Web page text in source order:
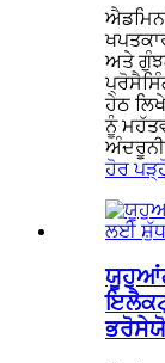
ਐਡਮਿਨ
ਅਤੇ
ਹੇਠ
ਨੂੰ
ਹੋਰ